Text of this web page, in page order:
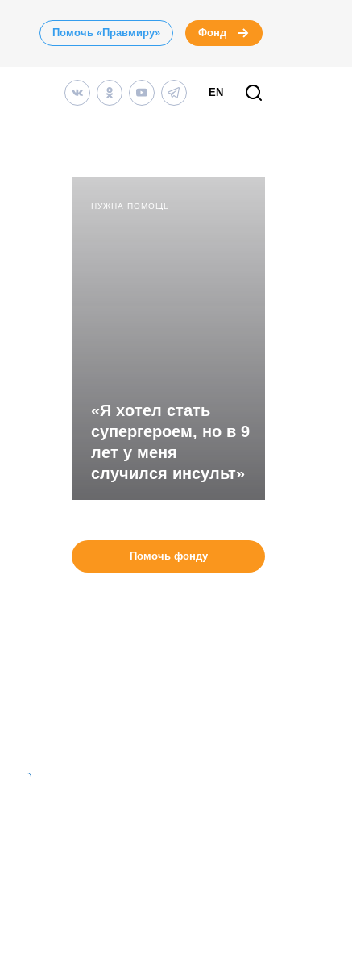
Помочь «Правмиру» Фонд
EN
НУЖНА ПОМОЩЬ
«Я хотел стать
супергероем, но в 9
лет у меня
случился инсульт»
Помочь фонду